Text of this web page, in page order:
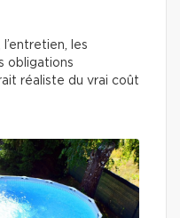
l’entretien, les
obligations
réaliste du vrai coût